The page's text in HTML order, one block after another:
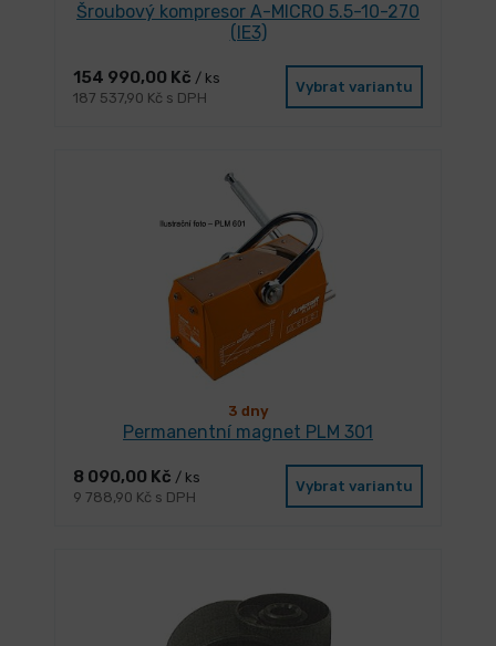
Šroubový kompresor A-MICRO 5.5-10-270
(IE3)
154 990,00 Kč / ks
187 537,90 Kč s DPH
Vybrat variantu
3 dny
Permanentní magnet PLM 301
8 090,00 Kč / ks
9 788,90 Kč s DPH
Vybrat variantu